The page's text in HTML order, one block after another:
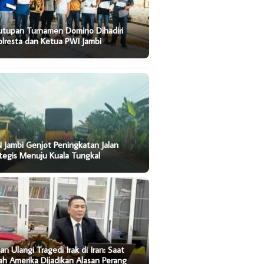
Turnamen Domino Dihadiri
dan Ketua PWI Jambi
Jambi Genjot Peningkatan Jalan
Menuju Kuala Tungkal
Ulangi Tragedi Irak di Iran: Saat
Amerika Dijadikan Alasan Perang